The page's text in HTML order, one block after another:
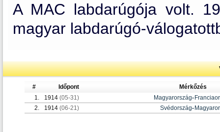
A MAC labdarúgója volt.
magyar labdarúgó-
# Időpont
Mérkőzés
1.
1914 (05-31) Magyarország-
2.
1914 (06-21) Svédország-